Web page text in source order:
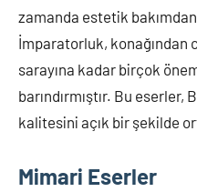
zamanda estetik
İmparatorluk, konağından
sarayına kadar birçok
barındırmıştır. Bu eserler,
kalitesini açık bir şekilde
Mimari Eserler